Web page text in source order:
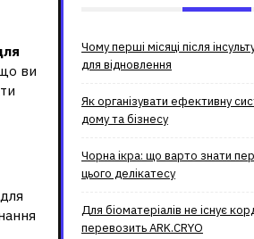
ви
Чому перші місяці після
для відновлення
Як організувати ефективну
дому та бізнесу
Чорна ікра: що варто знати
цього делікатесу
Для біоматеріалів не існує
перевозить ARK.CRYO